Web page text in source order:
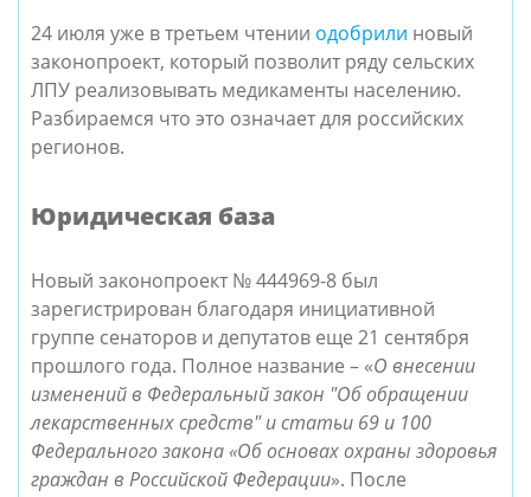
24 июля уже в третьем чтении одобрили новый
законопроект, который позволит ряду сельских
ЛПУ реализовывать медикаменты населению.
Разбираемся что это означает для российских
регионов.
Юридическая база
Новый законопроект № 444969-8 был
зарегистрирован благодаря инициативной
группе сенаторов и депутатов еще 21 сентября
прошлого года. Полное название – «О внесении
изменений в Федеральный закон "Об обращении
лекарственных средств" и статьи 69 и 100
Федерального закона «Об основах охраны здоровья
граждан в Российской Федерации». После